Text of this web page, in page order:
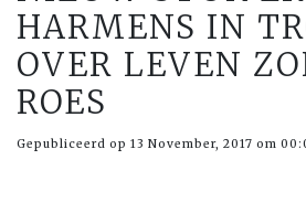
HARMENS IN
OVER LEVEN
ROES
Gepubliceerd op 13 November, 2017 om